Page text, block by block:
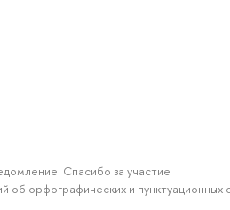
Спасибо за участие!
об орфографических и пунктуационных